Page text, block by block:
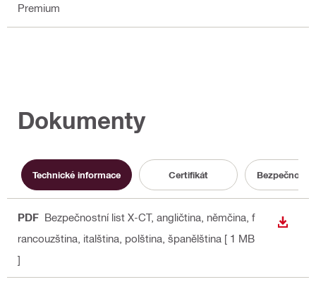
Premium
Dokumenty
Technické informace Certifikát
PDF Bezpečnostní list X-CT, angličtina, němčina, f
rancouzština, italština, polština, španělština [ 1 MB
]